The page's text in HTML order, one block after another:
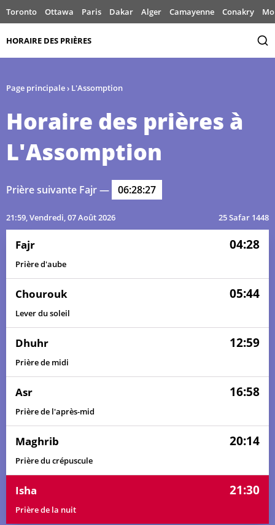
Toronto Ottawa Paris Dakar Alger Camayenne Conakry
HORAIRE DES PRIÈRES
Page principale› L'Assomption
Horaire des prières à
L'Assomption
Prière suivante Fajr — 06:28:27
21:59, Vendredi, 07 Août 2026 25 Safar 1448
Fajr 04:28
Prière d'aube
Chourouk 05:44
Lever du soleil
Dhuhr 12:59
Prière de midi
Asr 16:58
Prière de l'après-mid
Maghrib 20:14
Prière du crépuscule
Isha 21:30
Prière de la nuit